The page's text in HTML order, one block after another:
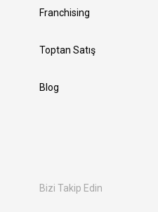
Franchising
Toptan Satış
Blog
Bizi Takip Edin